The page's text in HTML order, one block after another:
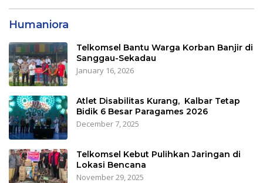
Humaniora
Telkomsel Bantu Warga Korban Banjir di
Sanggau-Sekadau
January 16, 2026
Atlet Disabilitas Kurang, Kalbar Tetap
Bidik 6 Besar Paragames 2026
December 7, 2025
Telkomsel Kebut Pulihkan Jaringan di
Lokasi Bencana
November 29, 2025